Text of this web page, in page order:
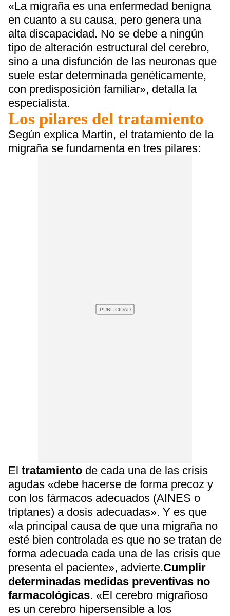
«La migraña es una enfermedad benigna
en cuanto a su causa, pero genera una
alta discapacidad. No se debe a ningún
tipo de alteración estructural del cerebro,
sino a una disfunción de las neuronas que
suele estar determinada genéticamente,
con predisposición familiar», detalla la
especialista.
Los pilares del tratamiento
Según explica Martín, el tratamiento de la
migraña se fundamenta en tres pilares:
El tratamiento de cada una de las crisis
agudas «debe hacerse de forma precoz y
con los fármacos adecuados (AINES o
triptanes) a dosis adecuadas». Y es que
«la principal causa de que una migraña no
esté bien controlada es que no se tratan de
forma adecuada cada una de las crisis que
presenta el paciente», advierte.Cumplir
determinadas medidas preventivas no
farmacológicas. «El cerebro migrañoso
es un cerebro hipersensible a los